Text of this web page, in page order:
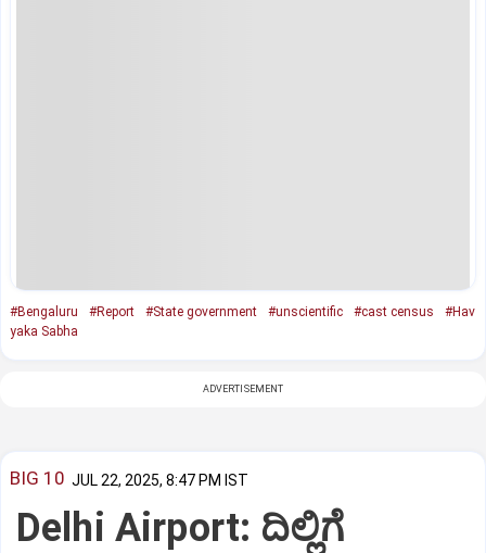
#Bengaluru #Report #State government #unscientific #cast census
#Hav
yaka Sabha
ADVERTISEMENT
BIG 10 JUL 22, 2025, 8:47 PM IST
Delhi Airport: ದಿಲ್ಲಿಗೆ